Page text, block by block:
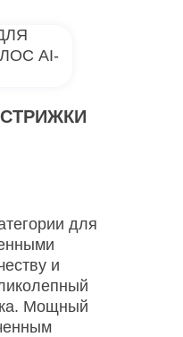
для
и
Мощный